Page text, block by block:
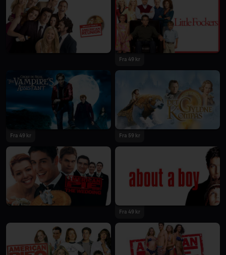
Fra 49 kr
Fra 49 kr Fra 59 kr
Fra 49 kr